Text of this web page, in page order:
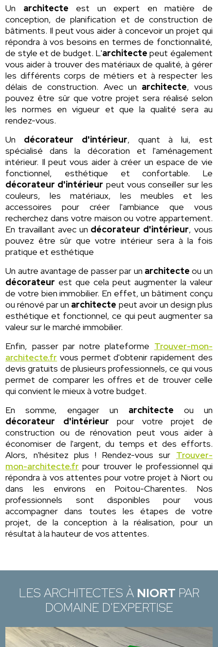
Un architecte est un expert en matière de
conception, de planification et de construction de
bâtiments. Il peut vous aider à concevoir un projet qui
répondra à vos besoins en termes de fonctionnalité,
de style et de budget. L'architecte peut également
vous aider à trouver des matériaux de qualité, à gérer
les différents corps de métiers et à respecter les
délais de construction. Avec un architecte, vous
pouvez être sûr que votre projet sera réalisé selon
les normes en vigueur et que la qualité sera au
rendez-vous.
Un décorateur d'intérieur, quant à lui, est
spécialisé dans la décoration et l'aménagement
intérieur. Il peut vous aider à créer un espace de vie
fonctionnel, esthétique et confortable. Le
décorateur d'intérieur peut vous conseiller sur les
couleurs, les matériaux, les meubles et les
accessoires pour créer l'ambiance que vous
recherchez dans votre maison ou votre appartement.
En travaillant avec un décorateur d'intérieur, vous
pouvez être sûr que votre intérieur sera à la fois
pratique et esthétique
Un autre avantage de passer par un architecte ou un
décorateur est que cela peut augmenter la valeur
de votre bien immobilier. En effet, un bâtiment conçu
ou rénové par un architecte peut avoir un design plus
esthétique et fonctionnel, ce qui peut augmenter sa
valeur sur le marché immobilier.
Enfin, passer par notre plateforme Trouver-mon-
architecte.fr vous permet d'obtenir rapidement des
devis gratuits de plusieurs professionnels, ce qui vous
permet de comparer les offres et de trouver celle
qui convient le mieux à votre budget.
En somme, engager un architecte ou un
décorateur d'intérieur pour votre projet de
construction ou de rénovation peut vous aider à
économiser de l'argent, du temps et des efforts.
Alors, n'hésitez plus ! Rendez-vous sur Trouver-
mon-architecte.fr pour trouver le professionnel qui
répondra à vos attentes pour votre projet à Niort ou
dans les environs en Poitou-Charentes. Nos
professionnels sont disponibles pour vous
accompagner dans toutes les étapes de votre
projet, de la conception à la réalisation, pour un
résultat à la hauteur de vos attentes.
LES ARCHITECTES À NIORT PAR
DOMAINE D'EXPERTISE